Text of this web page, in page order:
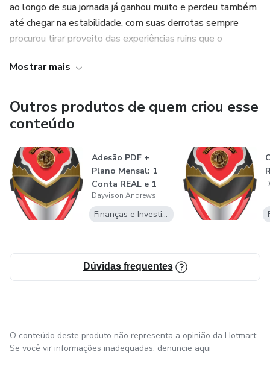
ao longo de sua jornada já ganhou muito e perdeu também
até chegar na estabilidade, com suas derrotas sempre
procurou tirar proveito das experiências ruins que o
estudar e a desenvolver um operacional que independesse
Fibonacci bem como em cálculos matemáticos, até chegar
no BOT (EA MT5): Power Range's Day.
Mostrar mais
Outros produtos de quem criou esse
conteúdo
Adesão PDF +
Plano Mensal: 1
Conta REAL e 1
Ativo do BOT
POW...
Dayvison Andrews
Finanças e Investimentos
Dúvidas frequentes
O conteúdo deste produto não representa a opinião da Hotmart.
Se você vir informações inadequadas, denuncie aqui